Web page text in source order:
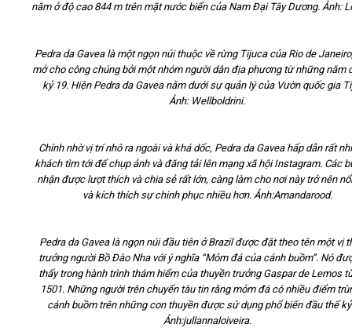
Tìm kiếm
nằm ở độ cao 844 m trên mặt nước biển của Nam Đại Tây Dương. Ảnh:
Pedra da Gavea là một ngọn núi thuộc về rừng Tijuca của Rio de
mở cho công chúng bởi một nhóm người dân địa phương từ những năm
kỷ 19. Hiện Pedra da Gavea nằm dưới sự quản lý của Vườn quốc gia
Ảnh: Wellboldrini.
Chính nhờ vị trí nhô ra ngoài và khá dốc, Pedra da Gavea hấp dẫn rất
khách tìm tới để chụp ảnh và đăng tải lên mạng xã hội Instagram. Các
nhận được lượt thích và chia sẻ rất lớn, càng làm cho nơi này trở nên
và kích thích sự chinh phục nhiều hơn. Ảnh:Amandarood.
Pedra da Gavea là ngọn núi đầu tiên ở Brazil được đặt theo tên một vị
trưởng người Bồ Đào Nha với ý nghĩa “Mỏm đá của cánh buồm”. Nó
thấy trong hành trình thám hiểm của thuyền trưởng Gaspar de Lemos
1501. Những người trên chuyến tàu tin rằng mỏm đá có nhiều điểm
cánh buồm trên những con thuyền được sử dụng phổ biến đầu thế
Ảnh:jullannaloiveira.